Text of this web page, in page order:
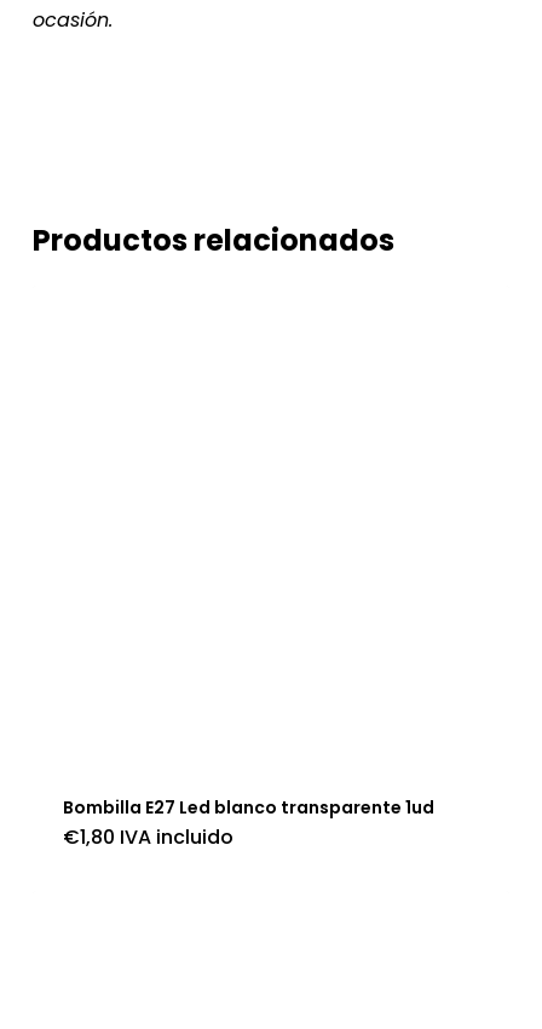
ocasión.
Productos relacionados
Bombilla E27 Led blanco transparente 1ud
€1,80 IVA incluido